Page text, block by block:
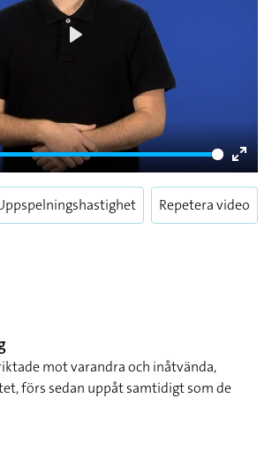
Enter
Repetera video
mot varandra och inåtvända,
förs sedan uppåt samtidigt som de